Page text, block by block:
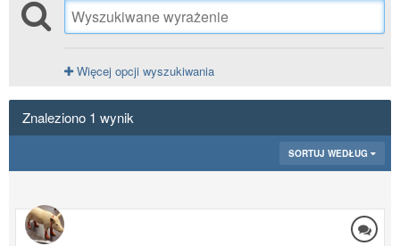
Więcej opcji wyszukiwania
Znaleziono 1 wynik
SORTUJ WEDŁUG